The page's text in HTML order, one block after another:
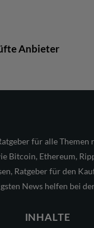
Anbieter
für alle Themen
Bitcoin, Ethereum,
Ratgeber für den
News helfen bei
INHALTE